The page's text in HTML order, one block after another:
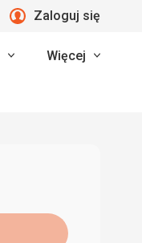
Zaloguj się
Więcej